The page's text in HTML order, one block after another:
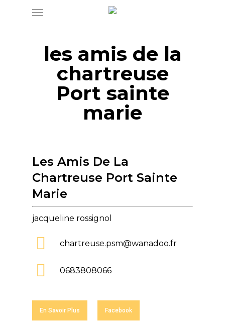
Menu
les amis de la
chartreuse
Port sainte
marie
Les Amis De La
Chartreuse Port Sainte
Marie
jacqueline rossignol
chartreuse.psm@wanadoo.fr
0683808066
En Savoir Plus Facebook